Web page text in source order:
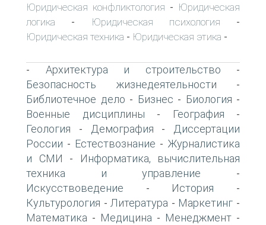
Юридическая конфликтология - Юридическая
логика - Юридическая психология -
Юридическая техника - Юридическая этика -
- Архитектура и строительство -
Безопасность жизнедеятельности -
Библиотечное дело - Бизнес - Биология -
Военные дисциплины - География -
Геология - Демография -
Диссертации
России - Естествознание - Журналистика
и СМИ -
Информатика, вычислительная
техника и управление -
Искусствоведение - История -
Культурология - Литература - Маркетинг -
Математика - Медицина - Менеджмент -